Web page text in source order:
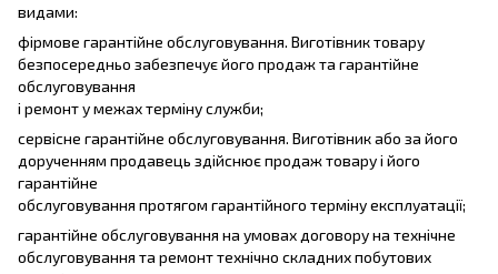
видами:
фірмове гарантійне обслуговування. Виготівник товару
безпосередньо забезпечує його продаж та гарантійне
обслуговування
і ремонт у межах терміну служби;
сервісне гарантійне обслуговування. Виготівник або за його
дорученням продавець здійснює продаж товару і його
гарантійне
обслуговування протягом гарантійного терміну експлуатації;
гарантійне обслуговування на умовах договору на технічне
обслуговування та ремонт технічно складних побутових